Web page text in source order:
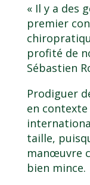
« Il y a des
premier
profité de
Sébastien
Prodiguer
en
taille,
manœuvre
bien mince.